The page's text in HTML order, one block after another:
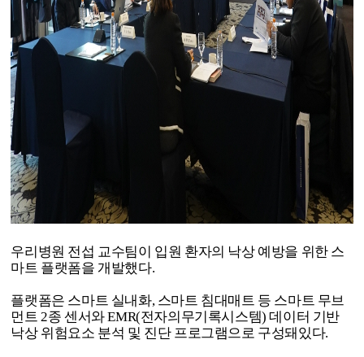
우리병원 전섭 교수팀이 입원 환자의 낙상 예방을 위한 스
마트 플랫폼을 개발했다.
플랫폼은 스마트 실내화, 스마트 침대매트 등 스마트 무브
먼트2종 센서와EMR(전자의무기록시스템)데이터 기반
낙상 위험요소 분석 및 진단 프로그램으로 구성돼있다.